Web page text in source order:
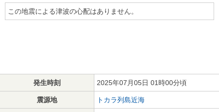
この地震による津波の心配はありません。
発生時刻 2025年07月05日 01時00分頃
震源地 トカラ列島近海